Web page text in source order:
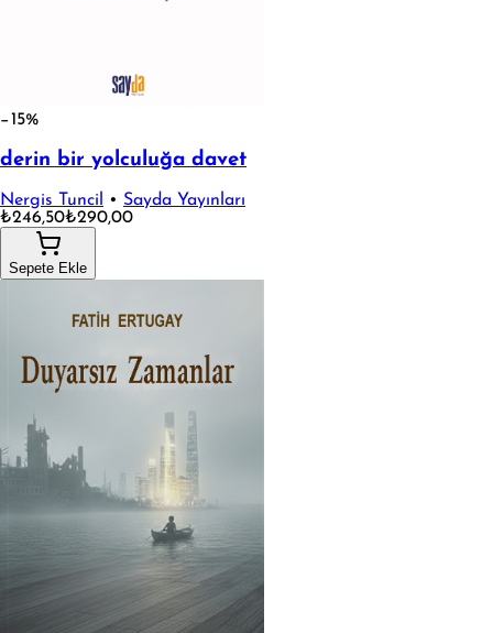
−15%
derin bir yolculuğa davet
Nergis Tuncil • Sayda Yayınları
₺246,50₺290,00
Sepete Ekle